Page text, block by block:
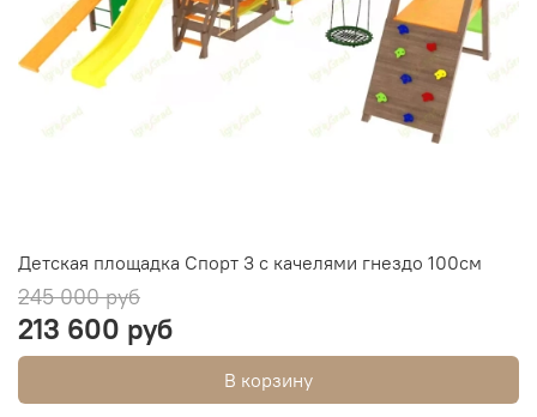
Детская площадка Спорт 3 с качелями гнездо 100см
245 000 руб
213 600 руб
В корзину